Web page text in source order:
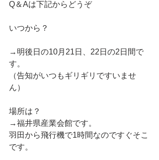
Q＆Aは下記からどうぞ
いつから？
→明後日の10月21日、22日の2日間で
す。
（告知がいつもギリギリですいませ
ん）
場所は？
→福井県産業会館です。
羽田から飛行機で1時間なのですぐそこ
です。